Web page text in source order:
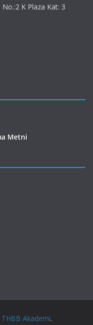
No.:2 K Plaza Kat: 3
Metni
THBB Akademi.